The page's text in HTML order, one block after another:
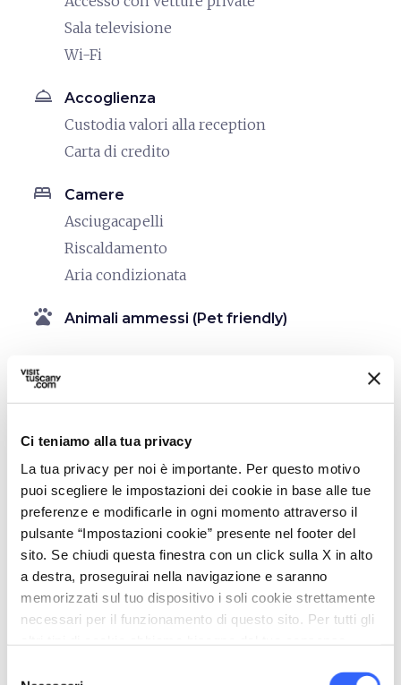
Ci teniamo alla tua privacy
La tua privacy per noi è importante. Per questo motivo
puoi scegliere le impostazioni dei cookie in base alle tue
preferenze e modificarle in ogni momento attraverso il
pulsante “Impostazioni cookie” presente nel footer del
sito. Se chiudi questa finestra con un click sulla X in alto
a destra, proseguirai nella navigazione e saranno
memorizzati sul tuo dispositivo i soli cookie strettamente
necessari per il funzionamento di questo sito. Per tutti gli
Sala televisione
Wi-Fi
room_service Accoglienza
Custodia valori alla reception
Carta di credito
bed Camere
Asciugacapelli
Riscaldamento
Aria condizionata
pets Animali ammessi (Pet friendly)
directions Indicazioni